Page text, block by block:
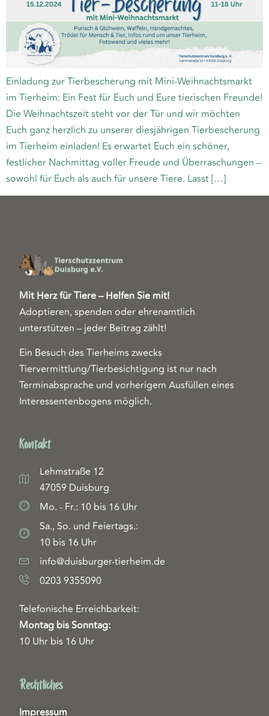
Einladung zur Tierbescherung mit Mini-Weihnachtsmarkt
im Tierheim: Ein Fest für Euch und Eure tierischen Freunde!
Die Weihnachtszeit steht vor der Tür und wir möchten
Euch ganz herzlich zu unserer diesjährigen Tierbescherung
im Tierheim einladen! Es erwartet Euch ein schöner,
festlicher Nachmittag voller Freude und Überraschungen –
sowohl für Euch als auch für unsere Tiere. Lasst […]
Mit Herz für Tiere – Helfen Sie mit!
Adoptieren, spenden oder ehrenamtlich
unterstützen – jeder Beitrag zählt!
Ein Besuch des Tierheims zwecks
Tiervermittlung/Tierbesichtigung ist nur nach
Terminabsprache und vorherigem Ausfüllen eines
Interessentenbogens möglich.
Kontakt
Lehmstraße 12
47059 Duisburg
Mo. - Fr.: 10 bis 16 Uhr
Sa., So. und Feiertags.:
10 bis 16 Uhr
info@duisburger-tierheim.de
0203 9355090
Telefonische Erreichbarkeit:
Montag bis Sonntag:
10 Uhr bis 16 Uhr
Rechtliches
Impressum